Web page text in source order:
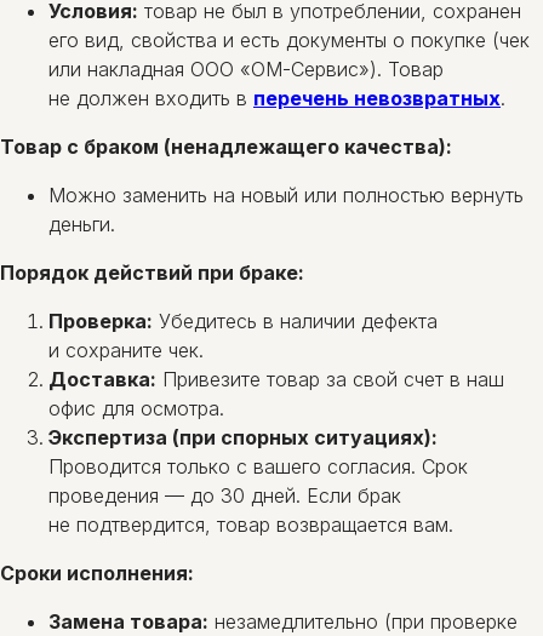
Условия: товар не был в употреблении, сохранен
его вид, свойства и есть документы о покупке (чек
или накладная ООО «ОМ-Сервис»). Товар
не должен входить в перечень невозвратных.
Товар с браком (ненадлежащего качества):
Можно заменить на новый или полностью вернуть
деньги.
Порядок действий при браке:
Проверка: Убедитесь в наличии дефекта
и сохраните чек.
Доставка: Привезите товар за свой счет в наш
офис для осмотра.
Экспертиза (при спорных ситуациях):
Проводится только с вашего согласия. Срок
проведения — до 30 дней. Если брак
не подтвердится, товар возвращается вам.
Сроки исполнения:
Замена товара: незамедлительно (при проверке